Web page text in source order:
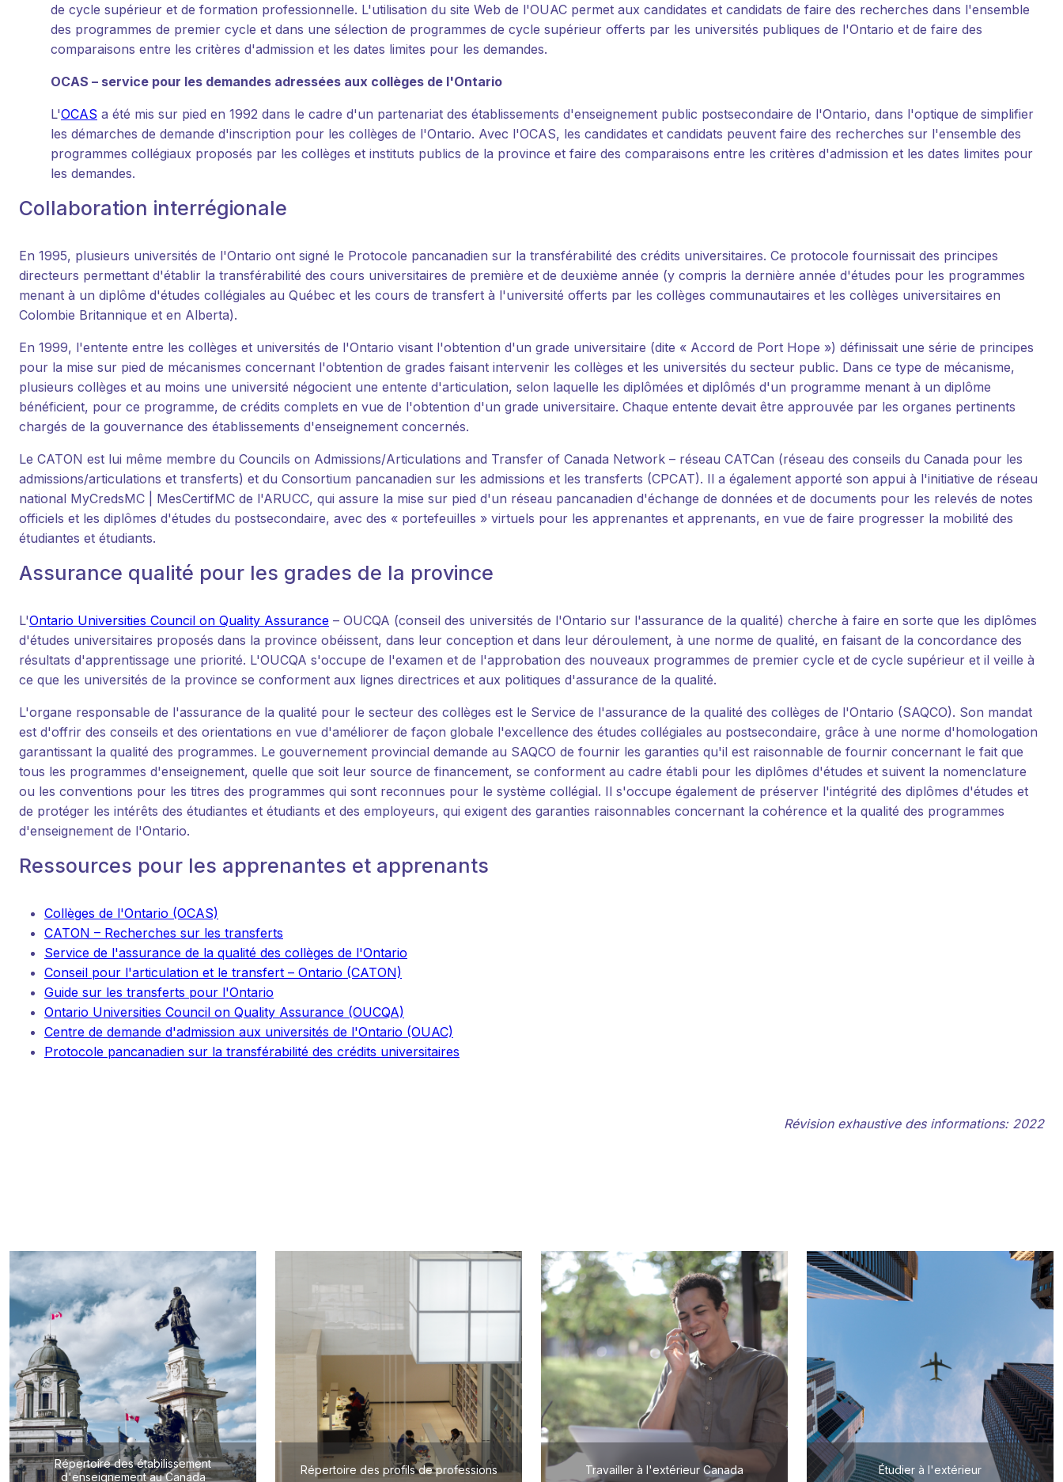
de cycle supérieur et de formation professionnelle. L'utilisation du site Web de l'OUAC permet aux candidates et candidats de faire des recherches dans l'ensemble
des programmes de premier cycle et dans une sélection de programmes de cycle supérieur offerts par les universités publiques de l'Ontario et de faire des
comparaisons entre les critères d'admission et les dates limites pour les demandes.
OCAS – service pour les demandes adressées aux collèges de l'Ontario
L'OCAS a été mis sur pied en 1992 dans le cadre d'un partenariat des établissements d'enseignement public postsecondaire de l'Ontario, dans l'optique de simplifier
les démarches de demande d'inscription pour les collèges de l'Ontario. Avec l'OCAS, les candidates et candidats peuvent faire des recherches sur l'ensemble des
programmes collégiaux proposés par les collèges et instituts publics de la province et faire des comparaisons entre les critères d'admission et les dates limites pour
les demandes.
Collaboration interrégionale
En 1995, plusieurs universités de l'Ontario ont signé le Protocole pancanadien sur la transférabilité des crédits universitaires. Ce protocole fournissait des principes
directeurs permettant d'établir la transférabilité des cours universitaires de première et de deuxième année (y compris la dernière année d'études pour les programmes
menant à un diplôme d'études collégiales au Québec et les cours de transfert à l'université offerts par les collèges communautaires et les collèges universitaires en
Colombie Britannique et en Alberta).
En 1999, l'entente entre les collèges et universités de l'Ontario visant l'obtention d'un grade universitaire (dite « Accord de Port Hope ») définissait une série de principes
pour la mise sur pied de mécanismes concernant l'obtention de grades faisant intervenir les collèges et les universités du secteur public. Dans ce type de mécanisme,
plusieurs collèges et au moins une université négocient une entente d'articulation, selon laquelle les diplômées et diplômés d'un programme menant à un diplôme
bénéficient, pour ce programme, de crédits complets en vue de l'obtention d'un grade universitaire. Chaque entente devait être approuvée par les organes pertinents
chargés de la gouvernance des établissements d'enseignement concernés.
Le CATON est lui même membre du Councils on Admissions/Articulations and Transfer of Canada Network – réseau CATCan (réseau des conseils du Canada pour les
admissions/articulations et transferts) et du Consortium pancanadien sur les admissions et les transferts (CPCAT). Il a également apporté son appui à l'initiative de réseau
national MyCredsMC | MesCertifMC de l'ARUCC, qui assure la mise sur pied d'un réseau pancanadien d'échange de données et de documents pour les relevés de notes
officiels et les diplômes d'études du postsecondaire, avec des « portefeuilles » virtuels pour les apprenantes et apprenants, en vue de faire progresser la mobilité des
étudiantes et étudiants.
Assurance qualité pour les grades de la province
L'Ontario Universities Council on Quality Assurance – OUCQA (conseil des universités de l'Ontario sur l'assurance de la qualité) cherche à faire en sorte que les diplômes
d'études universitaires proposés dans la province obéissent, dans leur conception et dans leur déroulement, à une norme de qualité, en faisant de la concordance des
résultats d'apprentissage une priorité. L'OUCQA s'occupe de l'examen et de l'approbation des nouveaux programmes de premier cycle et de cycle supérieur et il veille à
ce que les universités de la province se conforment aux lignes directrices et aux politiques d'assurance de la qualité.
L'organe responsable de l'assurance de la qualité pour le secteur des collèges est le Service de l'assurance de la qualité des collèges de l'Ontario (SAQCO). Son mandat
est d'offrir des conseils et des orientations en vue d'améliorer de façon globale l'excellence des études collégiales au postsecondaire, grâce à une norme d'homologation
garantissant la qualité des programmes. Le gouvernement provincial demande au SAQCO de fournir les garanties qu'il est raisonnable de fournir concernant le fait que
tous les programmes d'enseignement, quelle que soit leur source de financement, se conforment au cadre établi pour les diplômes d'études et suivent la nomenclature
ou les conventions pour les titres des programmes qui sont reconnues pour le système collégial. Il s'occupe également de préserver l'intégrité des diplômes d'études et
de protéger les intérêts des étudiantes et étudiants et des employeurs, qui exigent des garanties raisonnables concernant la cohérence et la qualité des programmes
d'enseignement de l'Ontario.
Ressources pour les apprenantes et apprenants
Collèges de l'Ontario (OCAS)
CATON – Recherches sur les transferts
Service de l'assurance de la qualité des collèges de l'Ontario
Conseil pour l'articulation et le transfert – Ontario (CATON)
Guide sur les transferts pour l'Ontario
Ontario Universities Council on Quality Assurance (OUCQA)
Centre de demande d'admission aux universités de l'Ontario (OUAC)
Protocole pancanadien sur la transférabilité des crédits universitaires
Révision exhaustive des informations: 2022
Répertoire des étabilissement
d'enseignement au Canada
Répertoire des profils de professions Travailler à l'extérieur Canada Étudier à l'extérieur